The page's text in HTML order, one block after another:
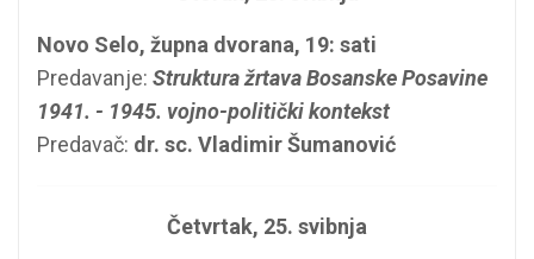
Novo Selo, župna dvorana, 19: sati
Predavanje: Struktura žrtava Bosanske Posavine
1941. - 1945. vojno-politički kontekst
Predavač: dr. sc. Vladimir Šumanović
Četvrtak, 25. svibnja